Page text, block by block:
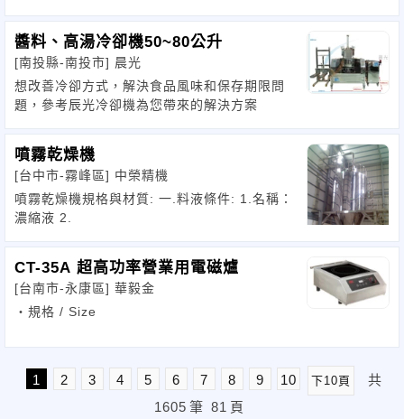
醬料、高湯冷卻機50~80公升
[南投縣-南投市] 晨光
想改善冷卻方式，解決食品風味和保存期限問
題，參考辰光冷卻機為您帶來的解決方案
噴霧乾燥機
[台中市-霧峰區] 中榮精機
噴霧乾燥機規格與材質: 一.料液條件: 1.名稱：
濃縮液 2.
CT-35A 超高功率營業用電磁爐
[台南市-永康區] 華毅金
‧規格 / Size
1 2 3 4 5 6 7 8 9 10 下10頁
共
1605 筆 81 頁